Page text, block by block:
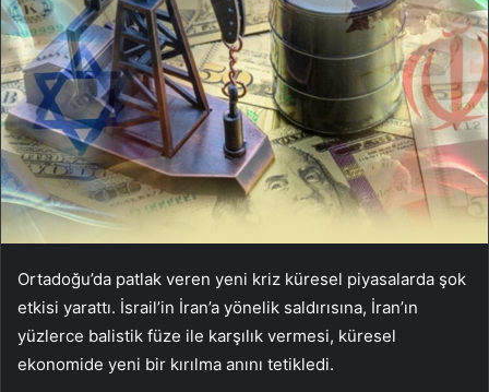
Ortadoğu’da patlak veren yeni kriz küresel piyasalarda şok
etkisi yarattı. İsrail’in İran’a yönelik saldırısına, İran’ın
yüzlerce balistik füze ile karşılık vermesi, küresel
ekonomide yeni bir kırılma anını tetikledi.